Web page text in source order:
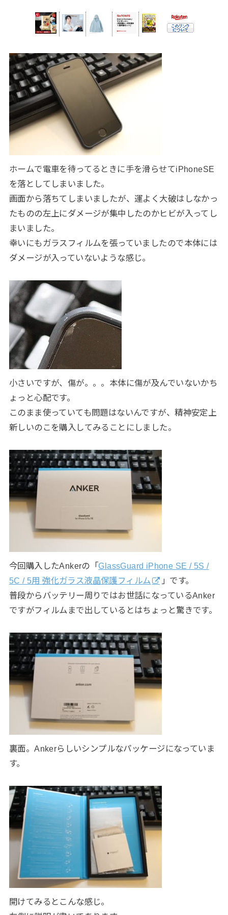
ホームで電車を待ってるときに手を滑らせてiPhoneSE
を落としてしまいました。
画面から落ちてしまいましたが、運よく大破はしなかっ
たものの左上にダメージが集中したのかヒビが入ってし
まいました。
幸いにもガラスフィルムを張っていましたので本体には
ダメージが入っていないような感じ。
小さいですが、傷が。。。本体に傷が及んでいないかち
ょっと心配です。
このまま使っていても問題はないんですが、精神安定上
新しいのこを購入してみることにしました。
今回購入したAnkerの「GlassGuard iPhone SE / 5S /
5C / 5用 強化ガラス液晶保護フィルム
」です。
普段からバッテリー周りではお世話になっているAnker
ですがフィルムまで出しているとはちょっと驚きです。
裏面。Ankerらしいシンプルなパッケージになっていま
す。
開けてみるとこんな感じ。